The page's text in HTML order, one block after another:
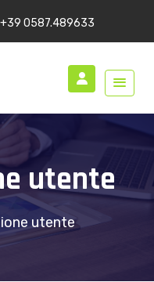
+39 0587.489633
utente
utente